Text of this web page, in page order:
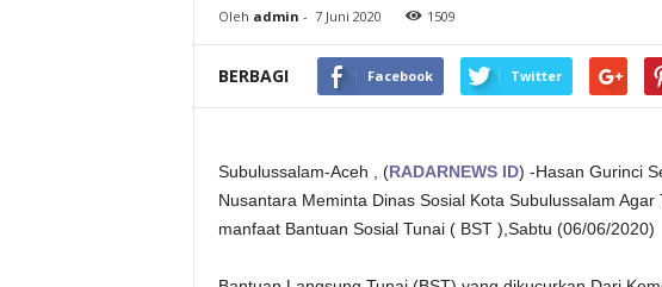
Oleh admin - 7 Juni 2020 1509
BERBAGI Facebook Twitter
Subulussalam-Aceh , (RADARNEWS ID) -Hasan Gurinci
Nusantara Meminta Dinas Sosial Kota Subulussalam
manfaat Bantuan Sosial Tunai ( BST ),Sabtu (06/06/2020)